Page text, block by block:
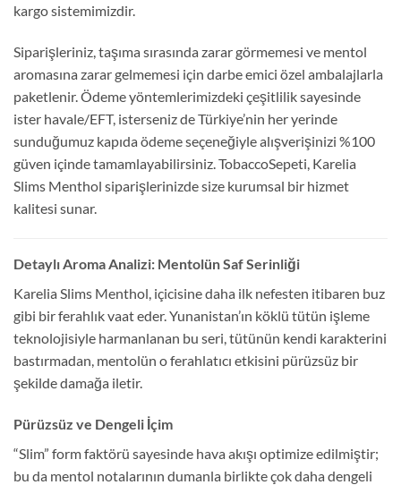
kargo sistemimizdir.
Siparişleriniz, taşıma sırasında zarar görmemesi ve mentol
aromasına zarar gelmemesi için darbe emici özel ambalajlarla
paketlenir. Ödeme yöntemlerimizdeki çeşitlilik sayesinde
ister havale/EFT, isterseniz de Türkiye’nin her yerinde
sunduğumuz kapıda ödeme seçeneğiyle alışverişinizi %100
güven içinde tamamlayabilirsiniz. TobaccoSepeti, Karelia
Slims Menthol siparişlerinizde size kurumsal bir hizmet
kalitesi sunar.
Detaylı Aroma Analizi: Mentolün Saf Serinliği
Karelia Slims Menthol, içicisine daha ilk nefesten itibaren buz
gibi bir ferahlık vaat eder. Yunanistan’ın köklü tütün işleme
teknolojisiyle harmanlanan bu seri, tütünün kendi karakterini
bastırmadan, mentolün o ferahlatıcı etkisini pürüzsüz bir
şekilde damağa iletir.
Pürüzsüz ve Dengeli İçim
“Slim” form faktörü sayesinde hava akışı optimize edilmiştir;
bu da mentol notalarının dumanla birlikte çok daha dengeli